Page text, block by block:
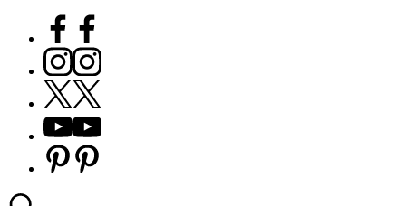
Facebook
Instagram
X
Youtube
Pinterest